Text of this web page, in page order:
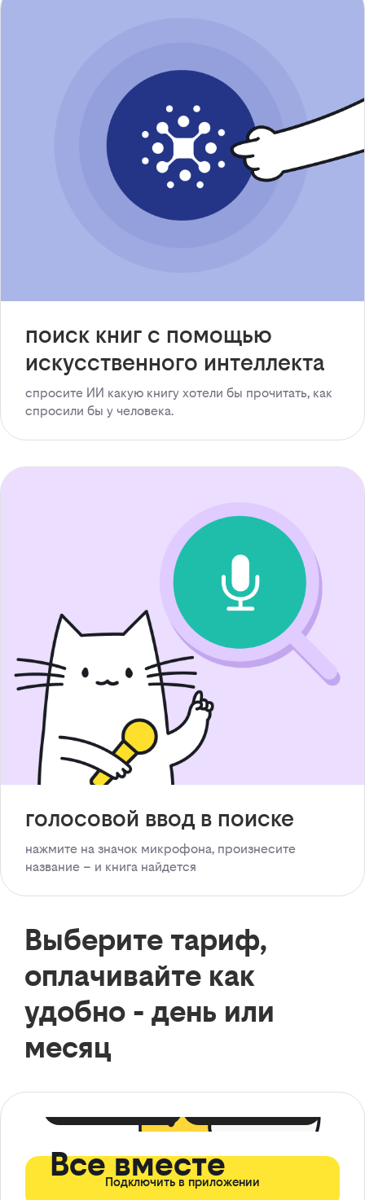
поиск книг с помощью
искусственного интеллекта
спросите ИИ какую книгу хотели бы прочитать, как
спросили бы у человека.
голосовой ввод в поиске
нажмите на значок микрофона, произнесите
название – и книга найдется
Выберите тариф,
оплачивайте как
удобно - день или
месяц
Все вместе
Подключить в приложении